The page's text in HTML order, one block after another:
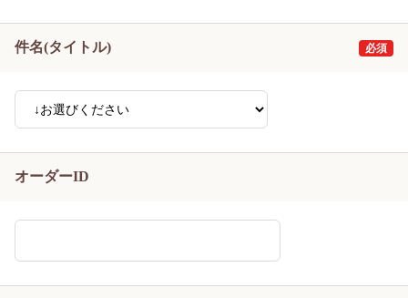
件名(タイトル)
オーダーID